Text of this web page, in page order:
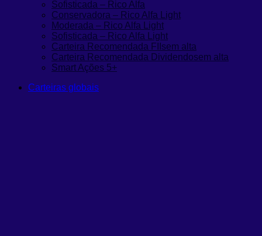
Sofisticada – Rico Alfa
Conservadora – Rico Alfa Light
Moderada – Rico Alfa Light
Sofisticada – Rico Alfa Light
Carteira Recomendada FIIsem alta
Carteira Recomendada Dividendosem alta
Smart Ações 5+
Carteiras globais